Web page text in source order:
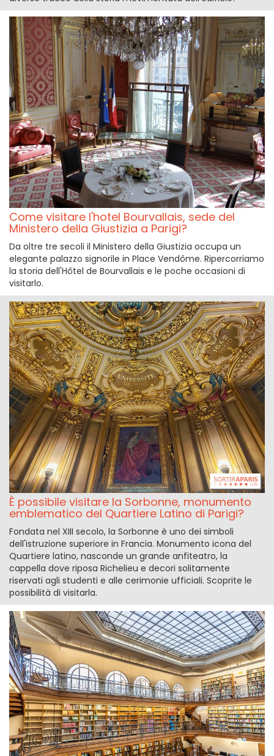
Come visitare l'hotel Bourvallais, sede del
Ministero della Giustizia a Parigi?
Da oltre tre secoli il Ministero della Giustizia occupa un
elegante palazzo signorile in Place Vendôme. Ripercorriamo
la storia dell'Hôtel de Bourvallais e le poche occasioni di
visitarlo.
È possibile visitare la Sorbonne, monumento
emblematico del Quartiere Latino di Parigi?
Fondata nel XIII secolo, la Sorbonne è uno dei simboli
dell'istruzione superiore in Francia. Monumento icona del
Quartiere latino, nasconde un grande anfiteatro, la
cappella dove riposa Richelieu e decori solitamente
riservati agli studenti e alle cerimonie ufficiali. Scoprite le
possibilità di visitarla.